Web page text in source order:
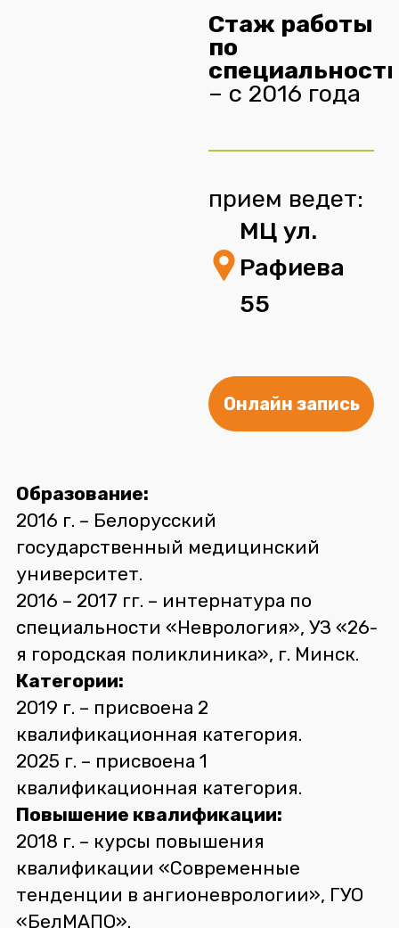
Стаж работы
по
– с 2016 года
прием ведет:
МЦ ул.
Рафиева
55
Онлайн запись
Образование:
2016 г. – Белорусский
государственный медицинский
университет.
2016 – 2017 гг. – интернатура по
специальности «Неврология», УЗ «26-
я городская поликлиника», г. Минск.
Категории:
2019 г. – присвоена 2
квалификационная категория.
2025 г. – присвоена 1
квалификационная категория.
Повышение квалификации:
2018 г. – курсы повышения
квалификации «Современные
тенденции в ангионеврологии», ГУО
«БелМАПО».